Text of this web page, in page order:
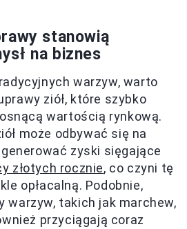
stanowią
na biznes
warzyw, warto
ziół, które szybko
wartością rynkową.
może odbywać się na
zyski sięgające
złotych rocznie, co czyni tę
opłacalną. Podobnie,
warzyw, takich jak marchew,
przyciągają coraz